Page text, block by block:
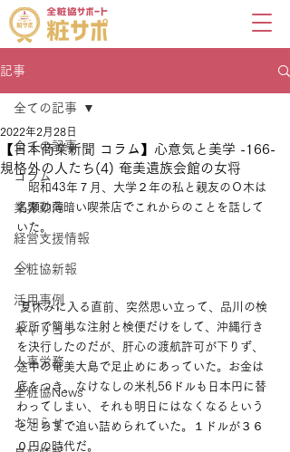
記事
全ての記事
コラム
業界動向
経営支援情報
全粧協新報
活用事例
キャリコン
人事労務
全粧協News
お知らせ
全ての記事
【日本商業新聞 コラム】心意気と美学 -166-
規格外の人たち(4) 奄美遺族会館の女将
2022年2月28日
昭和43年７月、大学２年の私と親友のＯ木は
名瀬の薄暗い喫茶店でこれからのことを話して
いた。
◇
夏休みに入る直前、突然思い立って、品川の検
疫所で簡単な注射と検便だけをして、沖縄行き
を決行したのだが、肝心の渡航許可が下りず、
途中の奄美大島で足止めにあっていた。お金は
底をつき、なけなしの米札56ドルも日本円に替
わってしまい、それも明日にはなくなるという
ところまで追い詰められていた。１ドルが３６
０円の時代だ。